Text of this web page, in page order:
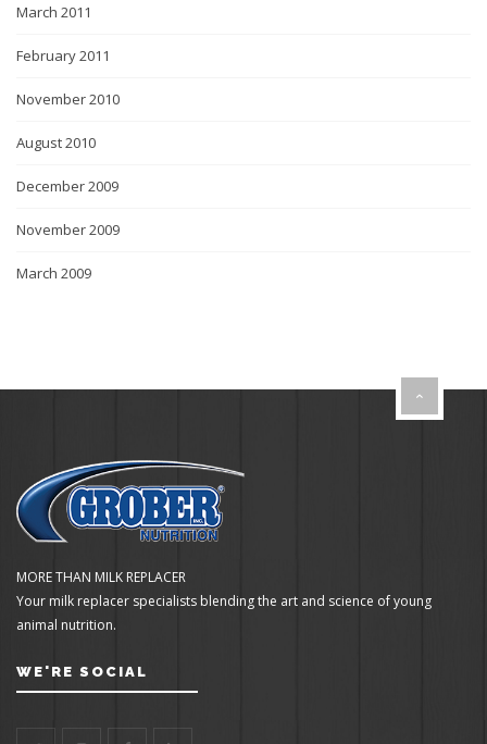
March 2011
February 2011
November 2010
August 2010
December 2009
November 2009
March 2009
MORE THAN MILK REPLACER
Your milk replacer specialists blending the art and science of young
animal nutrition.
WE'RE SOCIAL